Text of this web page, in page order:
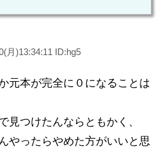
月)13:34:11 ID:hg5
元本が完全に０になることは
見つけたんならともかく、
やったらやめた方がいいと思